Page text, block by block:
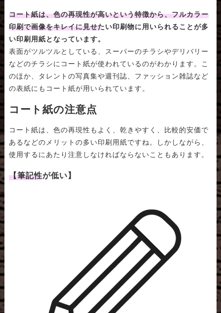
コート紙は、色の再現性が高いという特徴から、フルカラー
印刷で画像をキレイに見せたい印刷物に用いられることが多
い印刷用紙となっています。
表面がツルツルとしている、スーパーのチラシやデリバリー
などのチラシにコート紙が使われているのがわかります。こ
のほか、タレントの写真集や週刊誌、ファッション雑誌など
の表紙にもコート紙が用いられています。
コート紙の注意点
コート紙は、色の再現性もよく、乾きやすく、比較的安価で
あるなどのメリットの多い印刷用紙ですね。しかしながら、
使用するにあたり注意しなければならないこともあります。
【筆記性が低い】